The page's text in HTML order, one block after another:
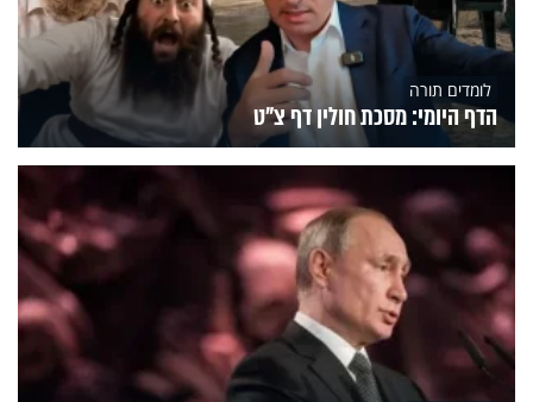
לומדים תורה
הדף היומי: מסכת חולין דף צ"ט